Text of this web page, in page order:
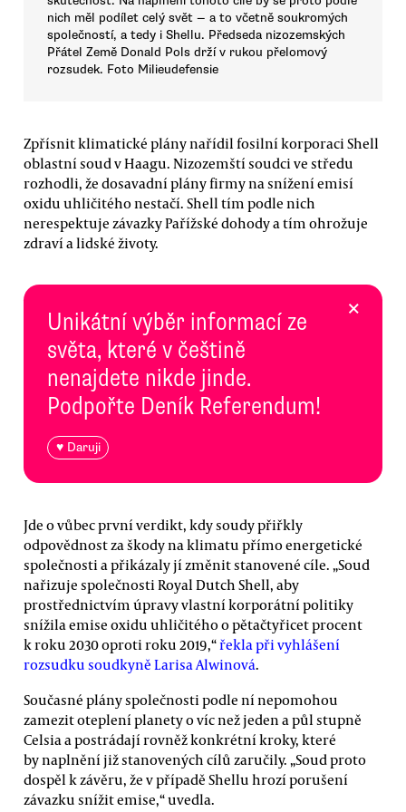
nich měl podílet celý svět — a to včetně soukromých
společností, a tedy i Shellu. Předseda nizozemských
Přátel Země Donald Pols drží v rukou přelomový
rozsudek. Foto Milieudefensie
Zpřísnit klimatické plány nařídil fosilní korporaci Shell
oblastní soud v Haagu. Nizozemští soudci ve středu
rozhodli, že dosavadní plány firmy na snížení emisí
oxidu uhličitého nestačí. Shell tím podle nich
nerespektuje závazky Pařížské dohody a tím ohrožuje
zdraví a lidské životy.
Unikátní výběr informací ze
světa, které v češtině
nenajdete nikde jinde.
Podpořte Deník Referendum!
♥ Daruji
×
Jde o vůbec první verdikt, kdy soudy přiřkly
odpovědnost za škody na klimatu přímo energetické
společnosti a přikázaly jí změnit stanovené cíle. „Soud
nařizuje společnosti Royal Dutch Shell, aby
prostřednictvím úpravy vlastní korporátní politiky
snížila emise oxidu uhličitého o pětačtyřicet procent
k roku 2030 oproti roku 2019,“řekla při vyhlášení
rozsudku soudkyně Larisa Alwinová.
Současné plány společnosti podle ní nepomohou
zamezit oteplení planety o víc než jeden a půl stupně
Celsia a postrádají rovněž konkrétní kroky, které
by naplnění již stanovených cílů zaručily. „Soud proto
dospěl k závěru, že v případě Shellu hrozí porušení
závazku snížit emise,“ uvedla.